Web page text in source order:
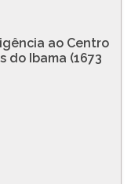
ao Centro
do Ibama (1673